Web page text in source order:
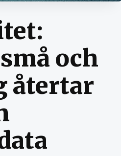
och
återtar